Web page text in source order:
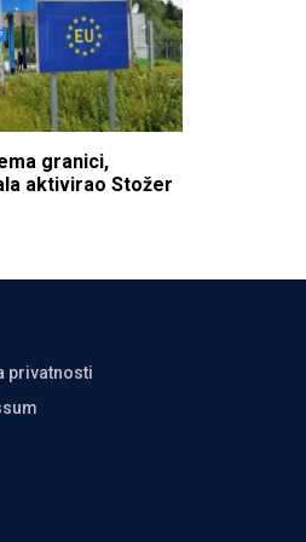
granici,
aktivirao Stožer
privatnosti